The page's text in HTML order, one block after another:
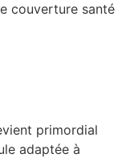
couverture santé
primordial
adaptée à